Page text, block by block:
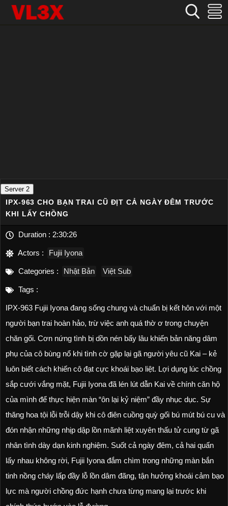
Home Nhật Bản
IPX-963 Cho bạn trai cũ địt cả ngày đêm trước khi lấy chồng
Server 2
IPX-963 CHO BẠN TRAI CŨ ĐỊT CẢ NGÀY ĐÊM TRƯỚC
KHI LẤY CHỒNG
Duration : 2:30:26
Actors : Fujii Iyona
Categories : Nhật Bản Việt Sub
Tags :
IPX-963 Fujii Iyona đang sống chung và chuẩn bị kết hôn với một
người bạn trai hoàn hảo, trừ việc anh quá thờ ơ trong chuyện
chăn gối. Cơn nứng tình bị dồn nén bấy lâu khiến bản năng dâm
phụ của cô bùng nổ khi tình cờ gặp lại gã người yêu cũ Kai – kẻ
luôn biết cách khiến cô đạt cực khoái bạo liệt. Lợi dụng lúc chồng
sắp cưới vắng mặt, Fujii Iyona đã lén lút dẫn Kai về chính căn hộ
của mình để thực hiện màn “ôn lại kỷ niệm” đầy nhục dục. Sự
thăng hoa tội lỗi trỗi dậy khi cô điên cuồng quỳ gối bú mút bú cu và
đón nhận những nhịp dập lồn mãnh liệt xuyên thấu tử cung từ gã
nhân tình dày dạn kinh nghiệm. Suốt cả ngày đêm, cả hai quấn
lấy nhau không rời, Fujii Iyona đắm chìm trong những màn bắn
tinh nồng cháy lấp đầy lỗ lồn dâm đãng, tận hưởng khoái cảm bạo
lực mà người chồng đức hạnh chưa từng mang lại trước khi